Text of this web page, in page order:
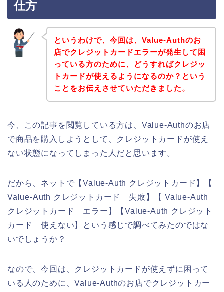
仕方
というわけで、今回は、Value-Authのお
店でクレジットカードエラーが発生して困
っている方のために、どうすればクレジッ
トカードが使えるようになるのか？という
ことをお伝えさせていただきました。
今、この記事を閲覧している方は、Value-Authのお店
で商品を購入しようとして、クレジットカードが使え
ない状態になってしまった人だと思います。
だから、ネットで【Value-Auth クレジットカード】【
Value-Auth クレジットカード 失敗】【 Value-Auth
クレジットカード エラー】【Value-Auth クレジット
カード 使えない】という感じで調べてみたのではな
いでしょうか？
なので、今回は、クレジットカードが使えずに困って
いる人のために、Value-Authのお店でクレジットカー